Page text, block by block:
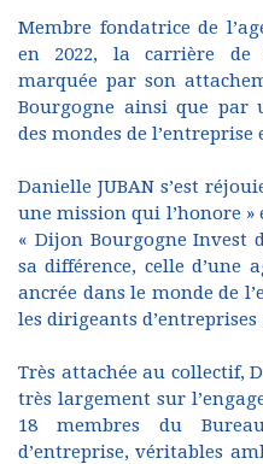
Membre fondatrice de
en 2022, la carrière de
marquée par son
Bourgogne ainsi que par
des mondes de
Danielle JUBAN s’est
une mission qui l’honore
« Dijon Bourgogne
sa différence, celle d’une
ancrée dans le monde de
les dirigeants d’entreprises
Très attachée au collectif,
très largement sur
18 membres du
d’entreprise, véritables